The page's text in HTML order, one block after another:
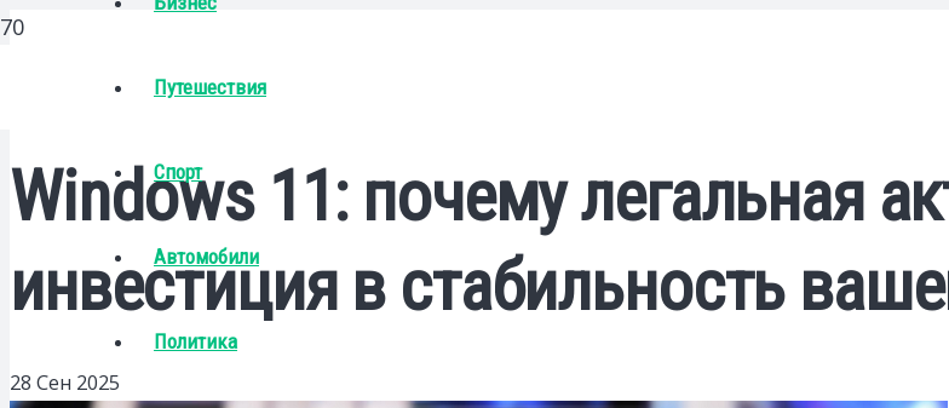
Путешествия
Спорт
Автомобили
Политика
Windows 11: почему легальная
инвестиция в стабильность
28 Сен 2025